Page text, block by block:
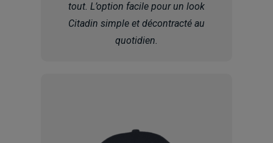
tout. L’option facile pour un look
Citadin simple et décontracté au
quotidien.